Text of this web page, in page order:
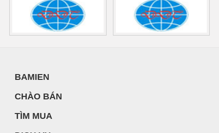
BAMIEN
CHÀO BÁN
TÌM MUA